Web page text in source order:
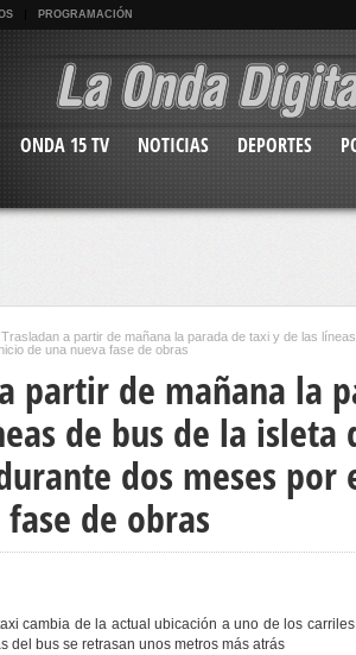
PROGRAMACIÓN
ONDA 15 TV NOTICIAS DEPORTES
Trasladan a partir de mañana la parada de taxi y de las
de una nueva fase de obras
partir de mañana la
de bus de la isleta
dos meses por
de obras
cambia de la actual ubicación a uno de los
del bus se retrasan unos metros más atrás